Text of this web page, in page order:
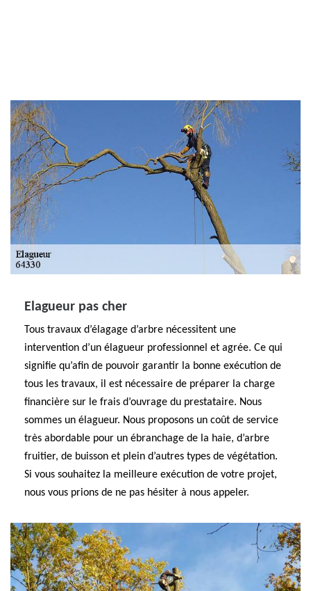
Elagueur pas cher
Tous travaux d’élagage d’arbre nécessitent une
intervention d’un élagueur professionnel et agrée. Ce qui
signifie qu’afin de pouvoir garantir la bonne exécution de
tous les travaux, il est nécessaire de préparer la charge
financière sur le frais d’ouvrage du prestataire. Nous
sommes un élagueur. Nous proposons un coût de service
très abordable pour un ébranchage de la haie, d’arbre
fruitier, de buisson et plein d’autres types de végétation.
Si vous souhaitez la meilleure exécution de votre projet,
nous vous prions de ne pas hésiter à nous appeler.